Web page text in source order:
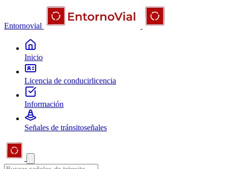
Entornovial
Inicio
Licencia de conducirlicencia
Información
Señales de tránsitoseñales